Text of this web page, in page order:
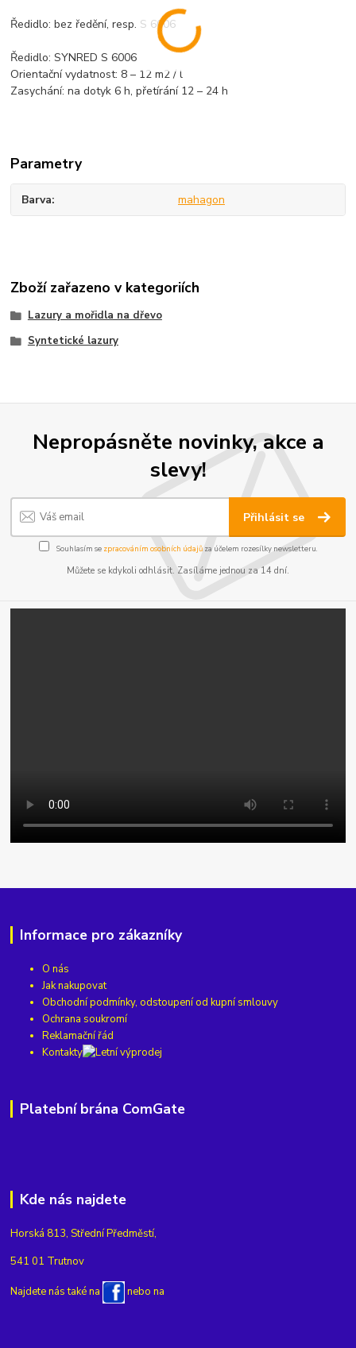
Ředidlo: bez ředění, resp. S 6006
Ředidlo: SYNRED S 6006
Orientační vydatnost: 8 – 12 m2 / l
Zasychání: na dotyk 6 h, přetírání 12 – 24 h
Parametry
Barva mahagon
Zboží zařazeno v kategoriích
Lazury a mořidla na dřevo
Syntetické lazury
Nepropásněte novinky, akce a
slevy!
Přihlásit se
Souhlasím se zpracováním osobních údajůza účelem rozesílky newsletteru.
Můžete se kdykoli odhlásit. Zasíláme jednou za 14 dní.
Informace pro zákazníky
O nás
Jak nakupovat
Obchodní podmínky, odstoupení od kupní smlouvy
Ochrana soukromí
Reklamační řád
Kontakty
Platební brána ComGate
Kde nás najdete
Horská 813, Střední Předměstí,
541 01 Trutnov
Najdete nás také na nebo na